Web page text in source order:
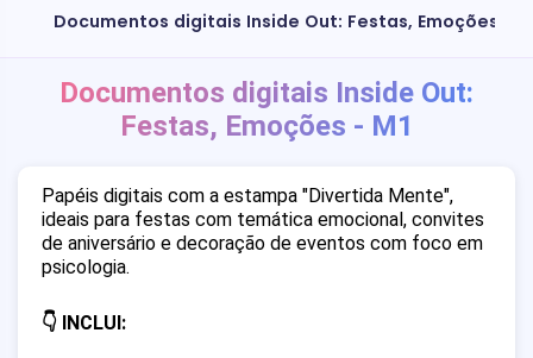
Documentos digitais Inside Out: Festas, Emoções -
Documentos digitais Inside Out:
Festas, Emoções - M1
Papéis digitais com a estampa "Divertida Mente",
ideais para festas com temática emocional, convites
de aniversário e decoração de eventos com foco em
psicologia.
👇 INCLUI: